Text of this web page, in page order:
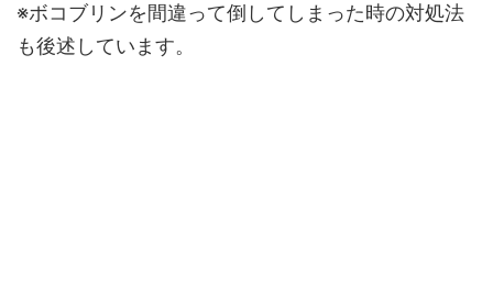
※ボコブリンを間違って倒してしまった時の対処法
も後述しています。